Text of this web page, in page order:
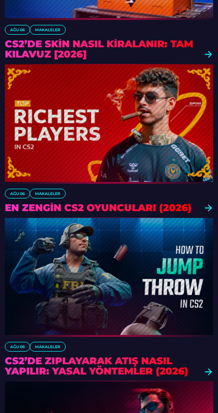
AĞU 06 MAKALELER
CS2’DE SKIN NASIL KIRALANIR: TAM
KILAVUZ [2026]
AĞU 06 MAKALELER
EN ZENGIN CS2 OYUNCULARI (2026)
AĞU 06 MAKALELER
CS2’DE ZIPLAYARAK ATIŞ NASIL
YAPILIR: YASAL YÖNTEMLER (2026)